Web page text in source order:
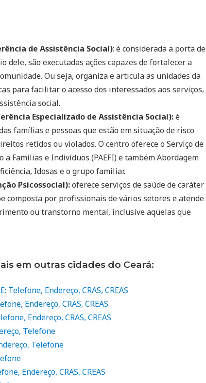
de Assistência Social): é considerada a porta de
dele, são executadas ações capazes de fortalecer a
Ou seja, organiza e articula as unidades da
para facilitar o acesso dos interessados aos serviços,
social.
Especializado de Assistência Social):é
famílias e pessoas que estão em situação de risco
retidos ou violados. O centro oferece o Serviço de
a Famílias e Indivíduos (PAEFI) e também Abordagem
Idosas e o grupo familiar.
Psicossocial):oferece serviços de saúde de caráter
composta por profissionais de vários setores e atende
ou transtorno mental, inclusive aquelas que
em outras cidades do Ceará:
Telefone, Endereço, CRAS, CREAS
Endereço, CRAS, CREAS
Endereço, CRAS, CREAS
Telefone
Telefone
Endereço, CRAS, CREAS